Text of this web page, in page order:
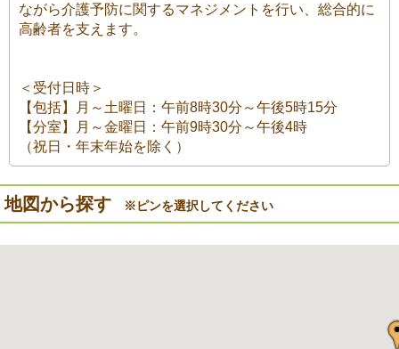
ながら介護予防に関するマネジメントを行い、総合的に
高齢者を支えます。
＜受付日時＞
【包括】月～土曜日：午前8時30分～午後5時15分
【分室】月～金曜日：午前9時30分～午後4時
（祝日・年末年始を除く）
地図から探す ※ピンを選択してください